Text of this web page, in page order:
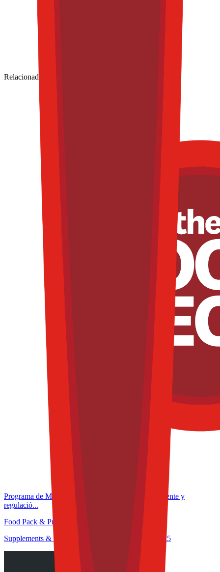
Relacionadas
Programa de Microcertificación: Formulación inteligente y
regulació...
Food Pack & Process Congress 2025
Supplements & Nutrition Congress at TFT S&E 2025